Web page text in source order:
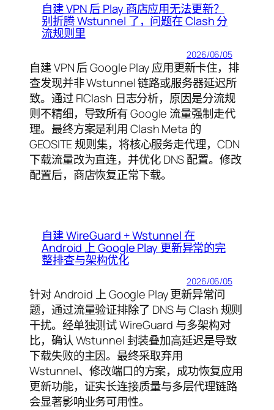
自建 VPN 后 Play 商店应用无法更新？
别折腾 Wstunnel 了，问题在 Clash 分
流规则里
2026/06/05
自建 VPN 后 Google Play 应用更新卡住，排
查发现并非 Wstunnel 链路或服务器延迟所
致。通过 FlClash 日志分析，原因是分流规
则不精细，导致所有 Google 流量强制走代
理。最终方案是利用 Clash Meta 的
GEOSITE 规则集，将核心服务走代理，CDN
下载流量改为直连，并优化 DNS 配置。修改
配置后，商店恢复正常下载。
自建 WireGuard + Wstunnel 在
Android 上 Google Play 更新异常的完
整排查与架构优化
2026/06/05
针对 Android 上 Google Play 更新异常问
题，通过流量验证排除了 DNS 与 Clash 规则
干扰。经单独测试 WireGuard 与多架构对
比，确认 Wstunnel 封装叠加高延迟是导致
下载失败的主因。最终采取弃用
Wstunnel、修改端口的方案，成功恢复应用
更新功能，证实长连接质量与多层代理链路
会显著影响业务可用性。